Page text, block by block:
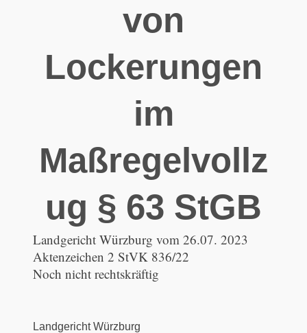
von
Lockerungen
im
Maßregelvollz
ug § 63 StGB
Landgericht Würzburg vom 26.07. 2023
Aktenzeichen 2 StVK 836/22
Noch nicht rechtskräftig
Landgericht Würzburg